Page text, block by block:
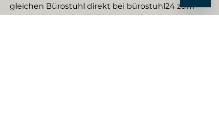
gleichen Bürostuhl direkt bei bürostuhl24 zum
identischen Preis. Gilt für identische Neuware bei